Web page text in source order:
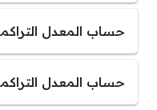
حساب المعدل
حساب المعدل